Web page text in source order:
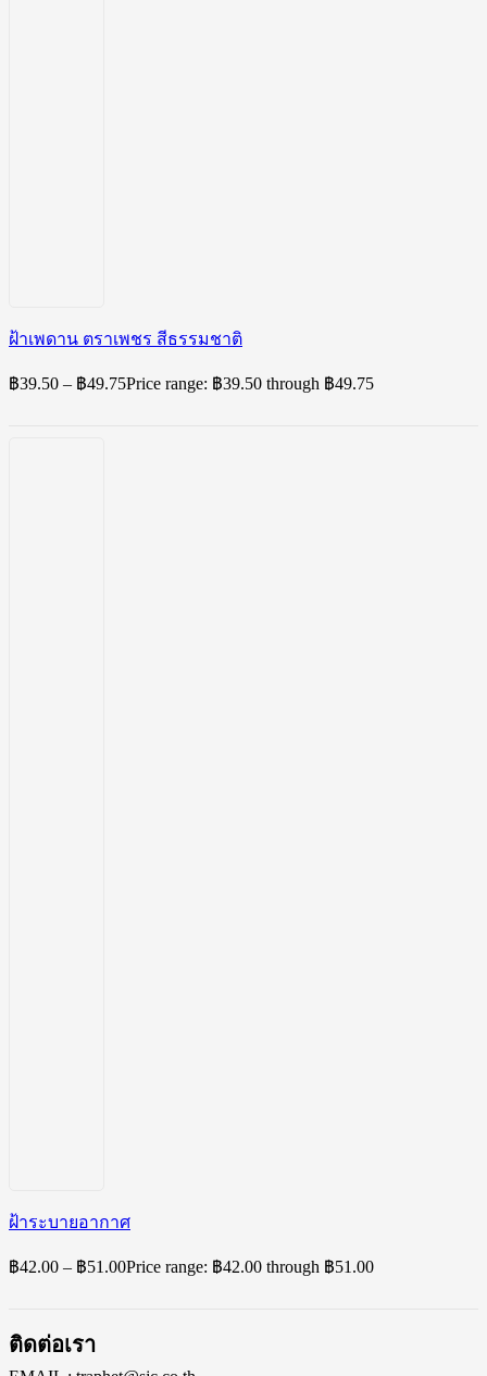
ฝ้าเพดาน ตราเพชร สีธรรมชาติ
฿39.50 – ฿49.75Price range: ฿39.50 through ฿49.75
ฝ้าระบายอากาศ
฿42.00 – ฿51.00Price range: ฿42.00 through ฿51.00
ติดต่อเรา